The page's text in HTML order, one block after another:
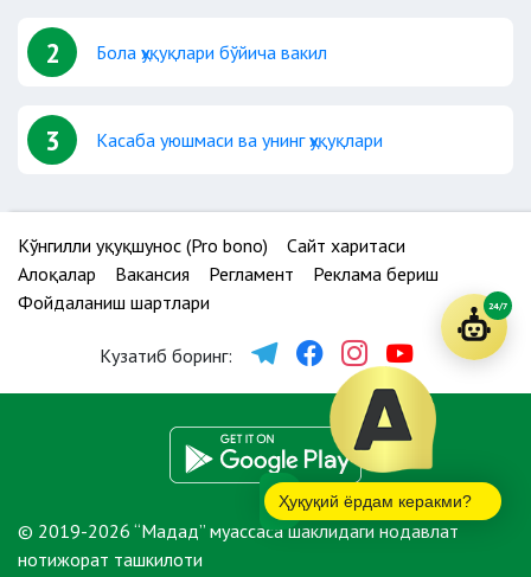
2 Бола ҳуқуқлари бўйича вакил
3 Касаба уюшмаси ва унинг ҳуқуқлари
Кўнгилли ҳуқуқшунос (Pro bono)
Сайт харитаси
Алоқалар
Вакансия Регламент
Реклама бериш
Фойдаланиш шартлари
Кузатиб боринг:
© 2019-2026 “Мадад” муассаса шаклидаги нодавлат
нотижорат ташкилоти
Ҳуқуқий ёрдам керакми?
24/7